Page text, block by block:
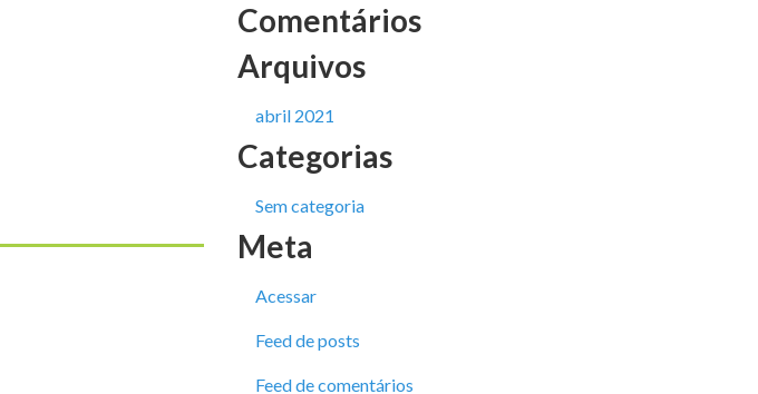
Comentários
Arquivos
abril 2021
Categorias
Sem categoria
Meta
Acessar
Feed de posts
Feed de comentários